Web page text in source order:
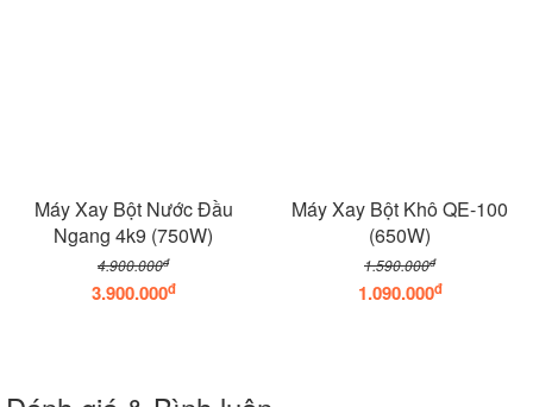
Máy Xay Bột Nước Đầu
Ngang 4k9 (750W)
4.900.000đ
3.900.000đ
Máy Xay Bột Khô QE-100
(650W)
1.590.000đ
1.090.000đ